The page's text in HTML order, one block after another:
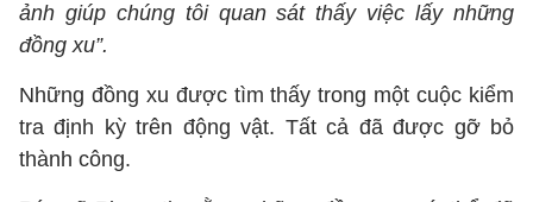
ảnh giúp chúng tôi quan sát thấy việc lấy những
đồng xu”.
Những đồng xu được tìm thấy trong một cuộc kiểm
tra định kỳ trên động vật. Tất cả đã được gỡ bỏ
thành công.